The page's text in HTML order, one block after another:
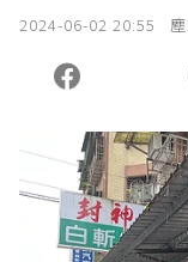
2024-06-02 20:55